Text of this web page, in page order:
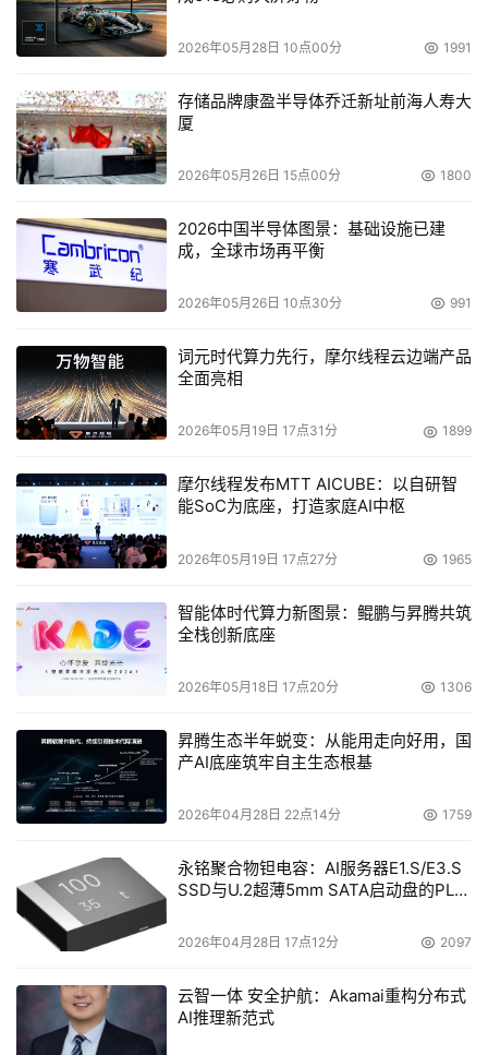
别、语音/语义识别等深度学习模型，提供高清视频协作通
话、语音对话、人脸检测、客户属性分析等能力，通过人机
效降低网点运营成本。
– 方案价值–
一是降低时延。用户数据无需每次从端到云再到端进行传
输，而是将数据传输至靠近用户侧的边缘计算节点进行分析
并返回计算结果，交互对象主要是边缘端，减少传输响应时
间，时延接近实时水平。
二是节省带宽。主要负载传输由用户端到云中心变成用户端
到边缘端，数据传输带宽降低，同时也节约了成本。
三是安全性强。用户数据不需要全部上传到云端进行处理，
不仅避免了广域网中的数据传输延迟，也提升了数据的隐私
安全级别，减少了数据泄露的风险。
2026年05月28日 10点00分 1991
存储品牌康盈半导体乔迁新址前海人寿大
厦
2026年05月26日 15点00分 1800
2026中国半导体图景：基础设施已建
成，全球市场再平衡
2026年05月26日 10点30分 991
词元时代算力先行，摩尔线程云边端产品
全面亮相
2026年05月19日 17点31分 1899
摩尔线程发布MTT AICUBE：以自研智
能SoC为底座，打造家庭AI中枢
2026年05月19日 17点27分 1965
智能体时代算力新图景：鲲鹏与昇腾共筑
全栈创新底座
2026年05月18日 17点20分 1306
昇腾生态半年蜕变：从能用走向好用，国
产AI底座筑牢自主生态根基
2026年04月28日 22点14分 1759
永铭聚合物钽电容：AI服务器E1.S/E3.S
SSD与U.2超薄5mm SATA启动盘的PLP
2026年04月28日 17点12分 2097
云智一体 安全护航：Akamai重构分布式
AI推理新范式